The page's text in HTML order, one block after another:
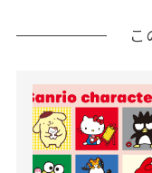
こ